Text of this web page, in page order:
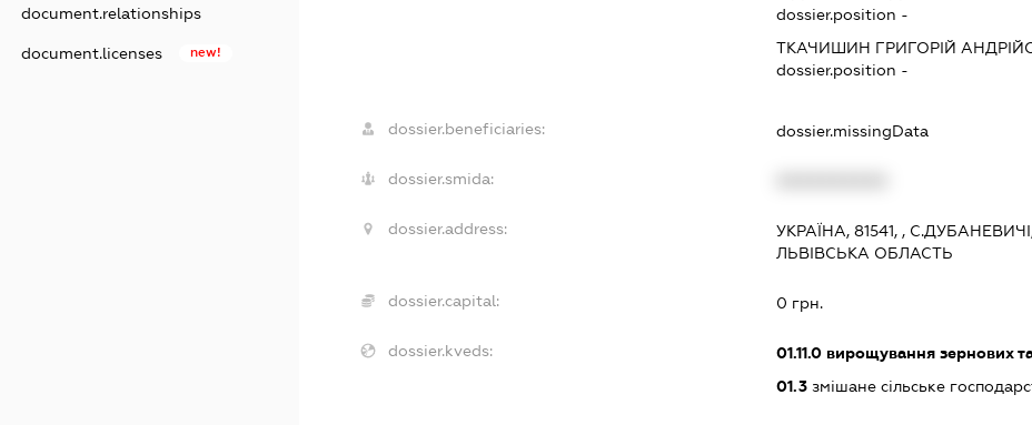
document.relationships
document.licenses new!
dossier.position -
ТКАЧИШИН ГРИГОРІЙ
dossier.position -
dossier.beneficiaries: dossier.missingData
dossier.smida:
dossier.address:
УКРАЇНА, 81541, ,
ЛЬВІВСЬКА ОБЛАСТЬ
dossier.capital: 0 грн.
dossier.kveds: 01.11.0вирощування зернових та
01.3змішане сільське